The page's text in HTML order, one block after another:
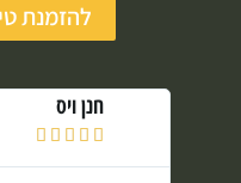
להזמנת
חנן ויס




